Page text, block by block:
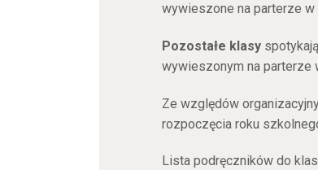
wywieszone na parterze w
Pozostałe klasy
wywieszonym na parterze
Ze względów
rozpoczęcia roku
Lista podręczników do